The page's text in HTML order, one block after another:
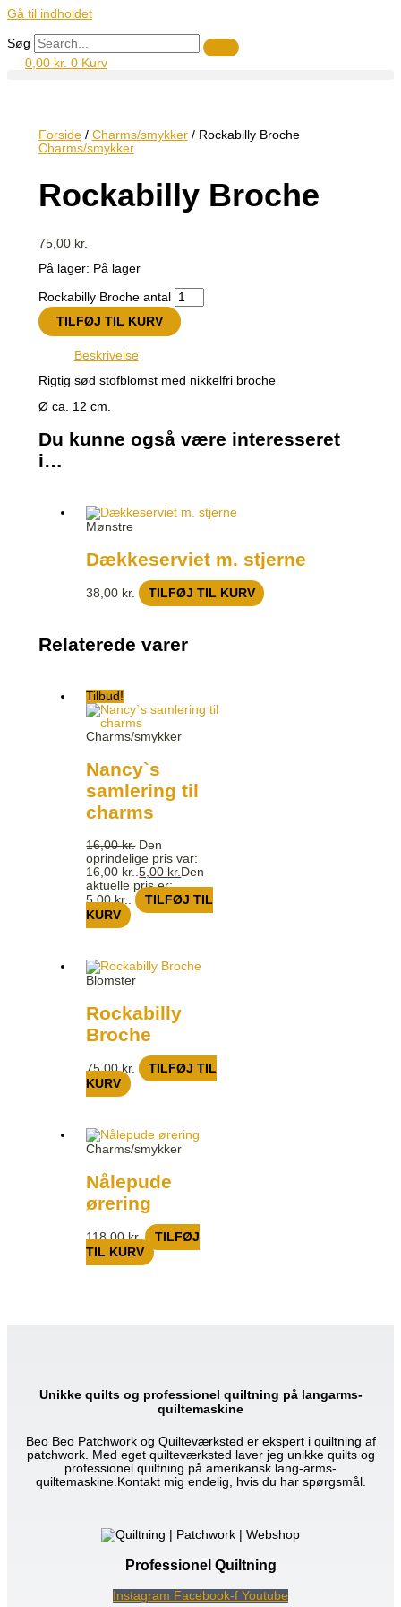
Gå til indholdet
Søg
0,00 kr. 0 Kurv
Forside/ Charms/smykker/ Rockabilly Broche
Charms/smykker
Rockabilly Broche
75,00 kr.
På lager: På lager
Rockabilly Broche antal
TILFØJ TIL KURV
Beskrivelse
Rigtig sød stofblomst med nikkelfri broche
Ø ca. 12 cm.
Du kunne også være interesseret
i…
Mønstre
Dækkeserviet m. stjerne
38,00 kr. TILFØJ TIL KURV
Relaterede varer
Tilbud!
Charms/smykker
Nancy`s
samlering til
charms
16,00kr. Den
oprindelige pris var:
16,00 kr..5,00 kr. Den
aktuelle pris er:
5,00 kr..
TILFØJ TIL
KURV
Blomster
Rockabilly
Broche
75,00kr.
TILFØJ TIL
KURV
Charms/smykker
Nålepude
ørering
118,00kr.
TILFØJ
TIL KURV
Unikke quilts og professionel quiltning på langarms-
quiltemaskine
Beo Beo Patchwork og Quilteværksted er ekspert i quiltning af
patchwork. Med eget quilteværksted laver jeg unikke quilts og
professionel quiltning på amerikansk lang-arms-
quiltemaskine.Kontakt mig endelig, hvis du har spørgsmål.
Professionel Quiltning
Instagram Facebook-f Youtube